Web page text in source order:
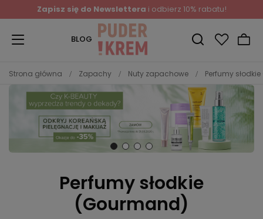
Zapisz się do Newslettera i odbierz 10% rabatu!
BLOG
Strona główna Zapachy Nuty zapachowe Perfumy
Perfumy słodkie
(Gourmand)